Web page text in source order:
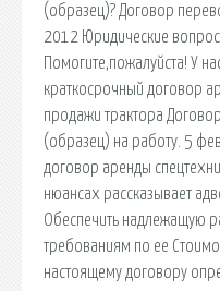
(образец)? Договор
2012 Юридические
Помогите,пожалуйста! У
краткосрочный договор
продажи трактора
(образец) на работу. 5
договор аренды
нюансах рассказывает
Обеспечить надлежащую
требованиям по ее
настоящему договору